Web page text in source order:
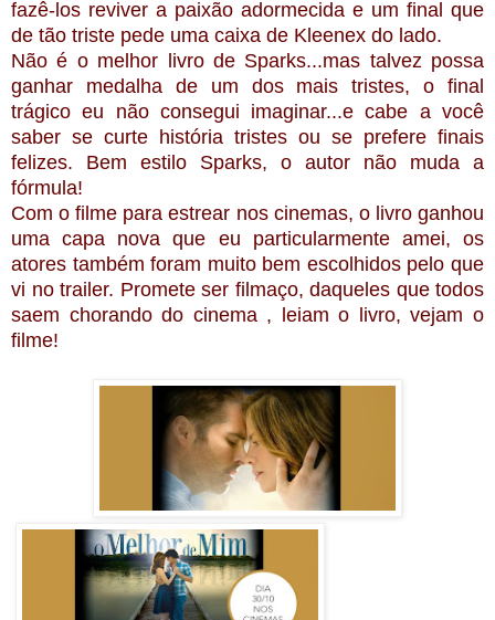
fazê-los reviver a paixão adormecida e um final que
de tão triste pede uma caixa de Kleenex do lado.
Não é o melhor livro de Sparks...mas talvez possa
ganhar medalha de um dos mais tristes, o final
trágico eu não consegui imaginar...e cabe a você
saber se curte história tristes ou se prefere finais
felizes. Bem estilo Sparks, o autor não muda a
fórmula!
Com o filme para estrear nos cinemas, o livro ganhou
uma capa nova que eu particularmente amei, os
atores também foram muito bem escolhidos pelo que
vi no trailer. Promete ser filmaço, daqueles que todos
saem chorando do cinema , leiam o livro, vejam o
filme!